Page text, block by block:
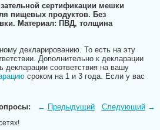
сертификации мешки
пищевых продуктов. Без
Материал: ПВД, толщина
декларированию. То есть на эту
Дополнительно к декларации
декларации соответствия на вашу
сроком на 1 и 3 года. Если у вас
← Предыдущий Следующий→